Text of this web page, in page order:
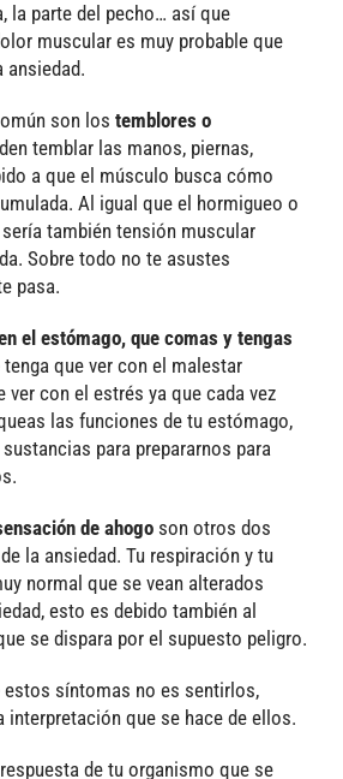
la parte del pecho… así que
muscular es muy probable que
ansiedad.
son los temblores o
temblar las manos, piernas,
a que el músculo busca cómo
Al igual que el hormigueo o
también tensión muscular
Sobre todo no te asustes
pasa.
el estómago, que comas y tengas
que ver con el malestar
ver con el estrés ya que cada vez
las funciones de tu estómago,
para prepararnos para
de ahogo son otros dos
la ansiedad. Tu respiración y tu
normal que se vean alterados
esto es debido también al
se dispara por el supuesto peligro.
estos síntomas no es sentirlos,
interpretación que se hace de ellos.
de tu organismo que se